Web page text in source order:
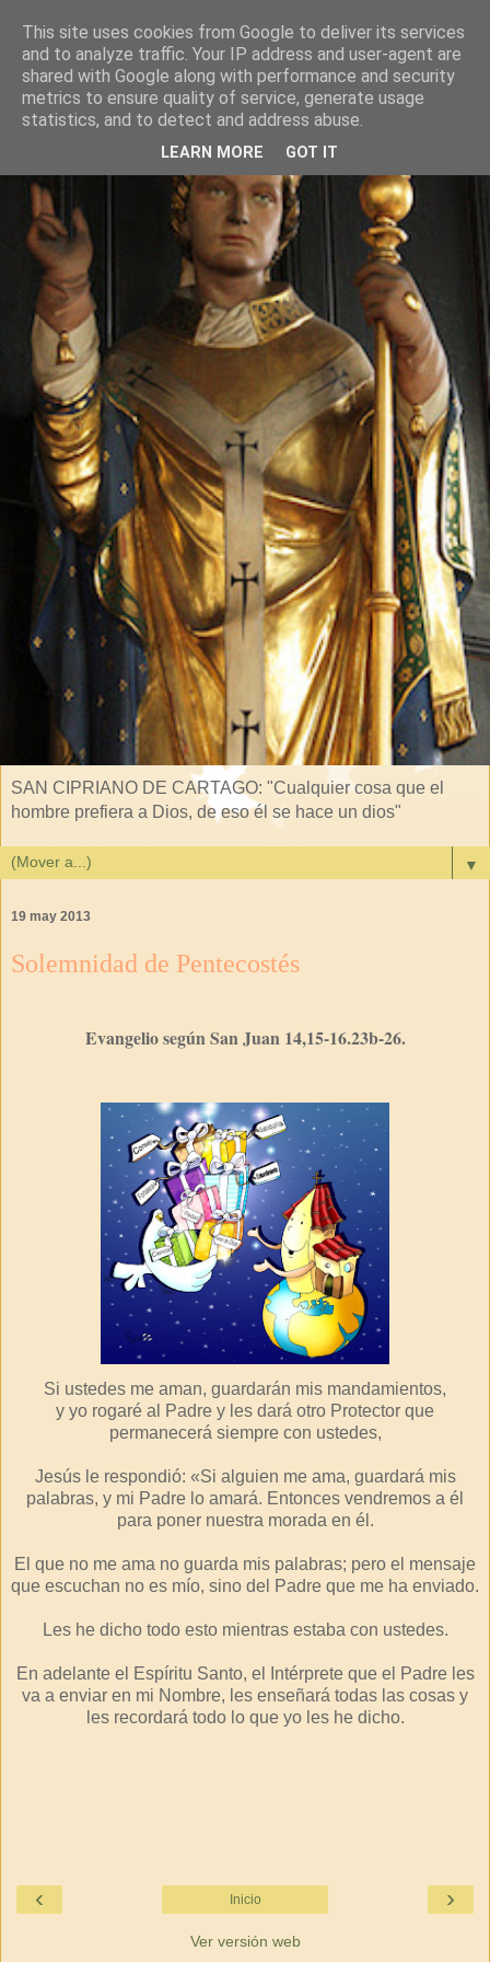
SAN CIPRIANO DE CARTAGO: "Cualquier cosa que el
hombre prefiera a Dios, de eso él se hace un dios"
▼
19 may 2013
Solemnidad de Pentecostés
Evangelio según San Juan 14,15-16.23b-26.
Si ustedes me aman, guardarán mis mandamientos,
y yo rogaré al Padre y les dará otro Protector que
permanecerá siempre con ustedes,
Jesús le respondió: «Si alguien me ama, guardará mis
palabras, y mi Padre lo amará. Entonces vendremos a él
para poner nuestra morada en él.
El que no me ama no guarda mis palabras; pero el mensaje
que escuchan no es mío, sino del Padre que me ha enviado.
Les he dicho todo esto mientras estaba con ustedes.
En adelante el Espíritu Santo, el Intérprete que el Padre les
va a enviar en mi Nombre, les enseñará todas las cosas y
les recordará todo lo que yo les he dicho.
‹ ›
Inicio
Ver versión web
This site uses cookies from Google to deliver its services
and to analyze traffic. Your IP address and user-agent are
shared with Google along with performance and security
metrics to ensure quality of service, generate usage
statistics, and to detect and address abuse.
LEARN MORE GOT IT